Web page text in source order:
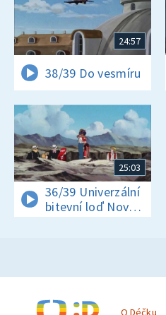
24:57
38/39 Do vesmíru
25:03
36/39 Univerzální
bitevní loď Nový
Nautilus
O Déčku